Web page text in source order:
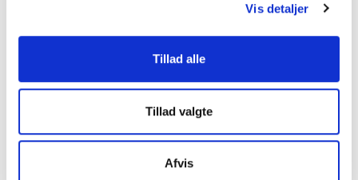
Vis detaljer
Tillad alle
Tillad valgte
Afvis
Netværksarrangementer hænger ofte tæt sammen
Et foredrag kan derfor med fordel også bruges i